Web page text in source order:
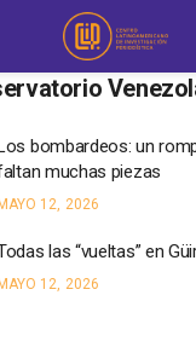
bombardeos: un
muchas piezas
MAYO 12, 2026
las “vueltas” en
12, 2026